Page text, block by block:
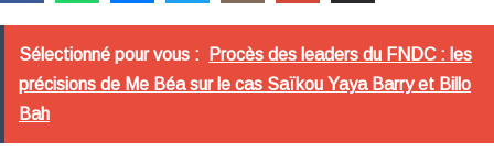
Sélectionné pour vous :
Procès des leaders du FNDC : les
précisions de Me Béa sur le cas Saïkou Yaya Barry et Billo
Bah